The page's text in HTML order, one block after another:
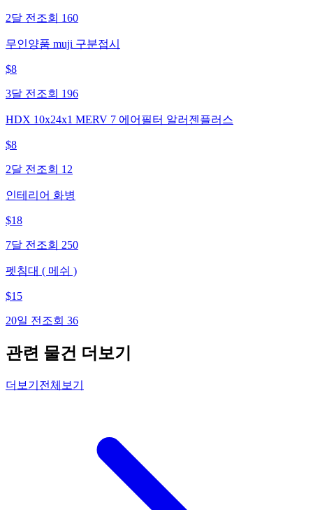
2달 전 조회 160
무인양품 muji 구분접시
$8
3달 전 조회 196
HDX 10x24x1 MERV 7 에어필터 알러젠플러스
$8
2달 전 조회 12
인테리어 화병
$18
7달 전 조회 250
펫침대 ( 메쉬 )
$15
20일 전 조회 36
관련 물건 더보기
더보기 전체보기